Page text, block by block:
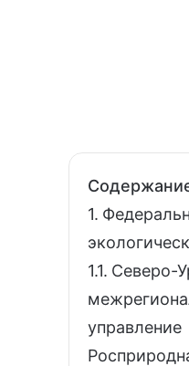
Северо-
управление